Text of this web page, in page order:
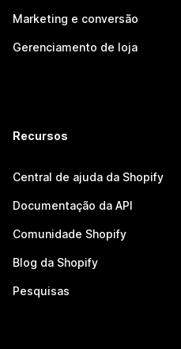
Marketing e conversão
Gerenciamento de loja
Recursos
Central de ajuda da Shopify
Documentação da API
Comunidade Shopify
Blog da Shopify
Pesquisas